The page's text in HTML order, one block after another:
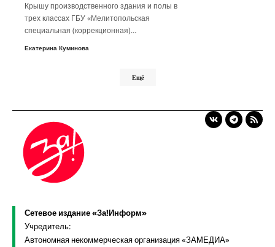
Крышу производственного здания и полы в
трех классах ГБУ «Мелитопольская
специальная (коррекционная)…
Екатерина Куминова
Ещё
Сетевое издание «За!Информ»
Учредитель:
Автономная некоммерческая организация «ЗАМЕДИА»